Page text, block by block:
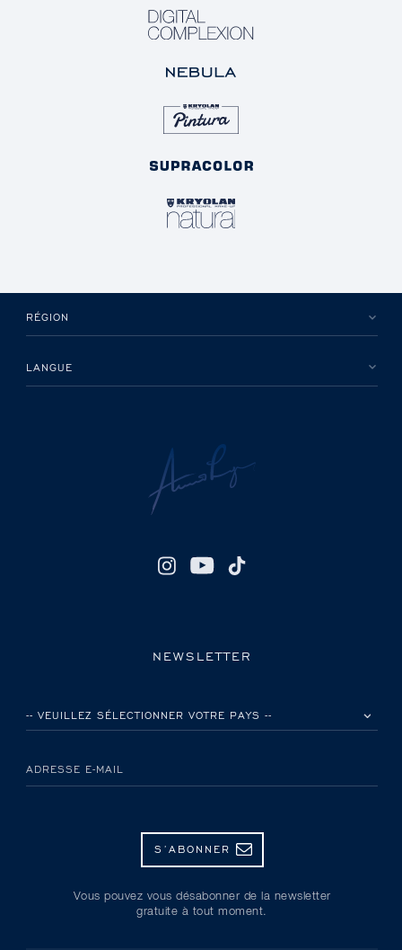
RÉGION
LANGUE
NEWSLETTER
VEUILLEZ SÉLECTIONNER VOTRE PAYS
ADRESSE E-MAIL
S’ABONNER
Vous pouvez vous désabonner de la newsletter
gratuite à tout moment.